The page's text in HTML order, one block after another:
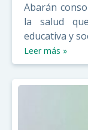
Abarán
la salud
educativa y
Leer más »